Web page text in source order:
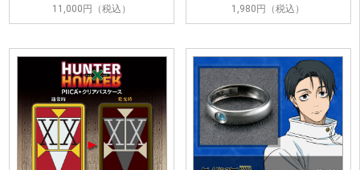
11,000円（税込）
1,980円（税込）